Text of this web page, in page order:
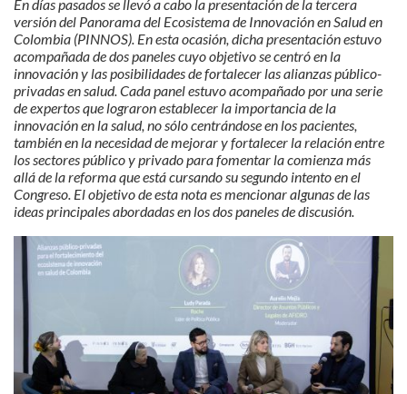
En días pasados se llevó a cabo la presentación de latercera
versión del Panorama del Ecosistema de Innovación en Salud en
Colombia (PINNOS) . En esta ocasión, dicha presentación estuvo
acompañada de dos paneles cuyo objetivo se centró en la
innovación y las posibilidades de fortalecer las alianzas público-
privadas en salud. Cada panel estuvo acompañado por una serie
de expertos que lograron establecer la importancia de la
innovación en la salud, no sólo centrándose en los pacientes,
también en la necesidad de mejorar y fortalecer la relación entre
los sectores público y privado para fomentar la comienza más
allá de la reforma que está cursando su segundo intento en el
Congreso. El objetivo de esta nota es mencionar algunas de las
ideas principales abordadas en los dos paneles de discusión